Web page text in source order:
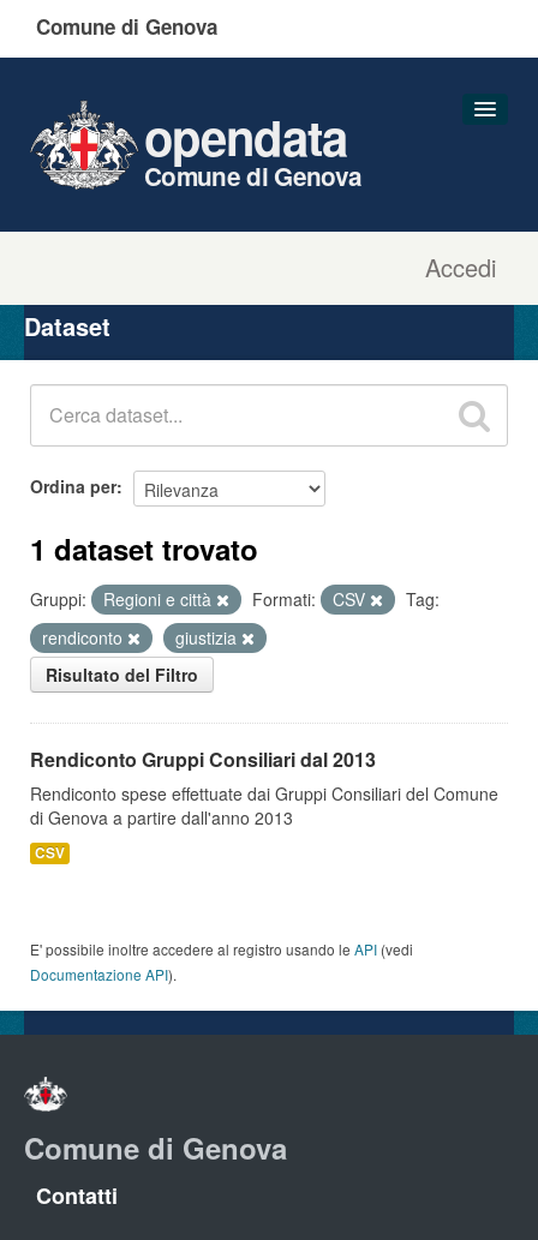
Comune di Genova
Accedi
opendata
Comune di Genova
Organizzazioni
Gruppi
Dataset
Ordina per
1 dataset trovato
Gruppi: Regioni e città Formati: CSV
Tag:
rendiconto
giustizia
Risultato del Filtro
Rendiconto Gruppi Consiliari dal 2013
Rendiconto spese effettuate dai Gruppi Consiliari del Comune
di Genova a partire dall'anno 2013
CSV
E' possibile inoltre accedere al registro usando le API (vedi
Documentazione API).
Comune di Genova
Contatti